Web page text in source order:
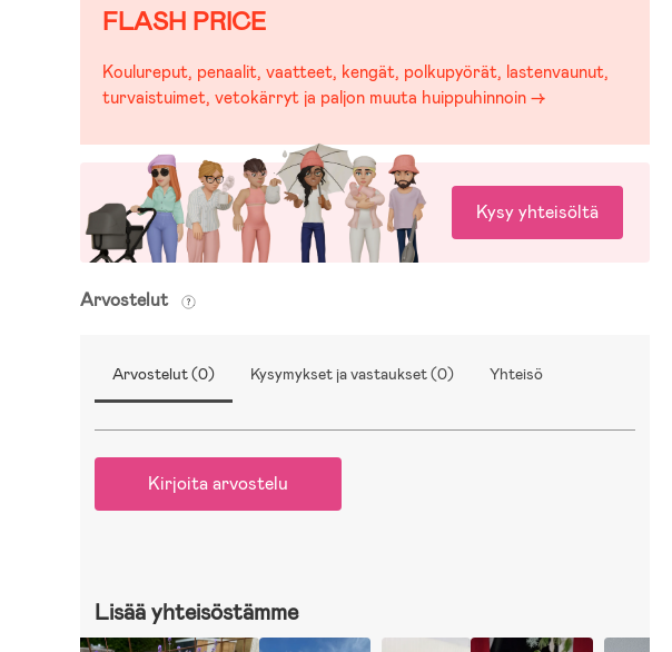
FLASH PRICE
Koulureput, penaalit, vaatteet, kengät, polkupyörät, lastenvaunut,
turvaistuimet, vetokärryt ja paljon muuta huippuhinnoin →
Kysy yhteisöltä
Arvostelut
Arvostelut (0) Kysymykset ja vastaukset (0) Yhteisö
Kirjoita arvostelu
Lisää yhteisöstämme